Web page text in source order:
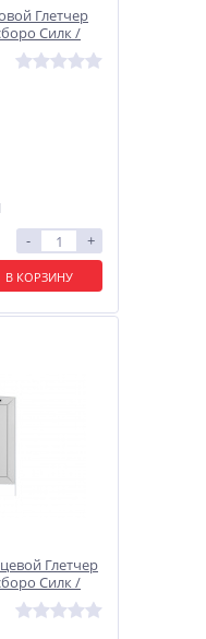
Глетчер
Силк /
- +
В КОРЗИНУ
Глетчер
Силк /